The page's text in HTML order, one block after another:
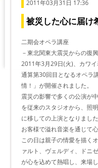
2011年03月31日 17:36
被災した心に届け
二期会オペラ講座
－東北関東大震災からの復
2011年3月29日(火)、カワ
通算第30回目となるオペラ
情！」が開催されました。
震災の影響で多くの公演が
を従来のスタジオから、照
に移しての上演となりまし
お客様で溢れ音楽を通じて
この日は親子の情愛を描く
ァルト、ヴェルディ、ドニ
が心を込めて熱唱し、来場